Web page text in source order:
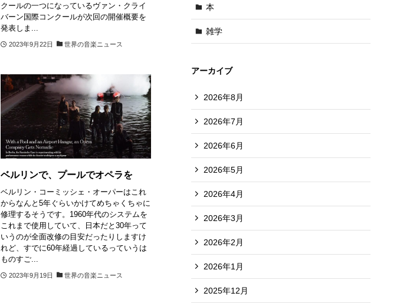
クールの一つになっているヴァン・クライ
バーン国際コンクールが次回の開催概要を
発表しま...
2023年9月22日 世界の音楽ニュース
ベルリンで、プールでオペラを
ベルリン・コーミッシェ・オーパーはこれ
からなんと5年ぐらいかけてめちゃくちゃに
修理するそうです。1960年代のシステムを
これまで使用していて、日本だと30年って
いうのが全面改修の目安だったりしますけ
れど、すでに60年経過しているっていうは
ものすご...
2023年9月19日 世界の音楽ニュース
本
雑学
アーカイブ
2026年8月
2026年7月
2026年6月
2026年5月
2026年4月
2026年3月
2026年2月
2026年1月
2025年12月